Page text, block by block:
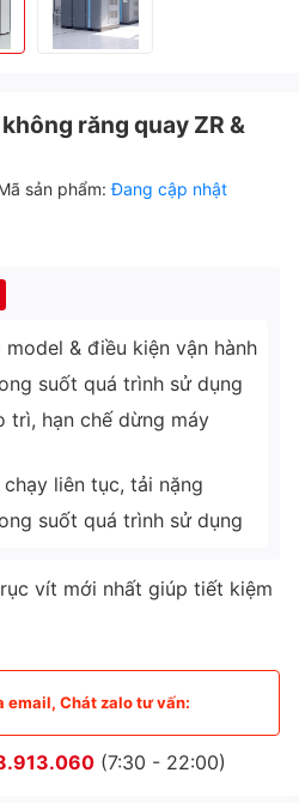
răng quay ZR &
sản phẩm:Đang cập nhật
& điều kiện vận hành
suốt quá trình sử dụng
trì, hạn chế dừng máy
liên tục, tải nặng
suốt quá trình sử dụng
vít mới nhất giúp tiết kiệm
email, Chát zalo tư vấn:
(7:30 - 22:00)